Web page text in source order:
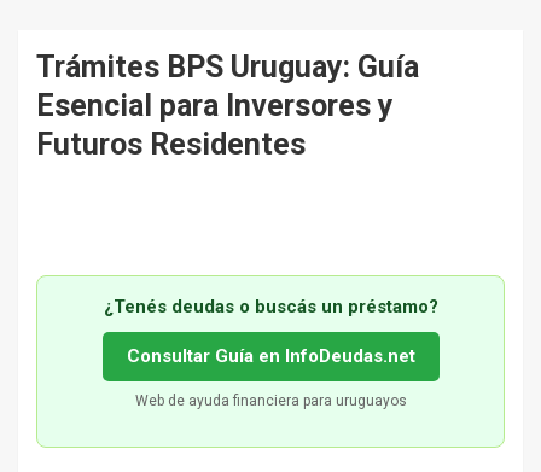
Trámites BPS Uruguay: Guía
Esencial para Inversores y
Futuros Residentes
¿Tenés deudas o buscás un préstamo?
Consultar Guía en InfoDeudas.net
Web de ayuda financiera para uruguayos